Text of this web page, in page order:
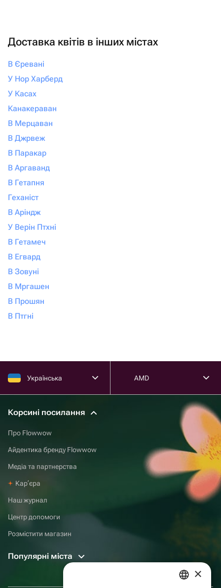
Доставка квітів в інших містах
В Єревані
У Нор Харберд
У Касах
Канакераван
В Мерцаван
В Джрвеж
В Паракар
В Аргаванд
В Гетапня
Геханіст
В Аріндж
У Верін Птхні
В Гетамеч
В Егвард
В Зовуні
В Мргашен
В Прошян
В Птгні
Українська AMD
Корсині посилання
Про Flowwow
Айдентика бренду Flowwow
Медіа та партнерства
Карʼєра
Наш журнал
Центр допомоги
Розмістити магазин
Популярні міста
×